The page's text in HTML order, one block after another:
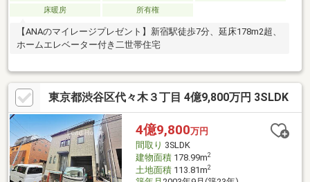
床暖房
所有権
【ANAのマイレージプレゼント】新宿駅徒歩7分、延床178m2超、
ホームエレベーター付き二世帯住宅
東京都渋谷区代々木３丁目 4億9,800万円 3SLDK
4億9,800万円
間取り 3SLDK
建物面積178.99m2
土地面積113.81m2